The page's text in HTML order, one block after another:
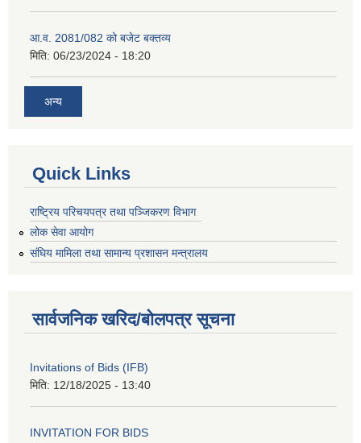
आ.व. 2081/082 को बजेट बक्तव्य
मिति: 06/23/2024 - 18:20
अन्य
Quick Links
राष्ट्रिय परिचयपत्र तथा पञ्जिकरण विभाग
लोक सेवा आयोग
संघिय मामिला तथा सामान्य प्रशासन मन्त्रालय
सार्वजनिक खरिद/बोलपत्र सूचना
Invitations of Bids (IFB)
मिति: 12/18/2025 - 13:40
INVITATION FOR BIDS